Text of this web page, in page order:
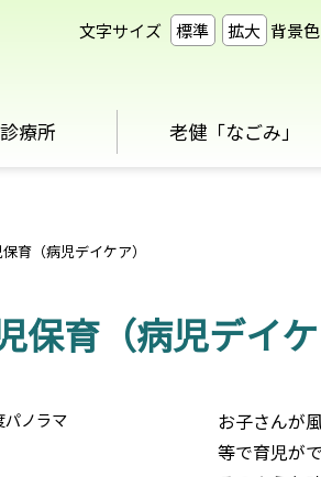
文字サイズ 標準 拡大 背景色
療所 老健「なごみ」
育（病児デイケア）
保育（病児デイ
ノラマ
お子さんが
等で育児が